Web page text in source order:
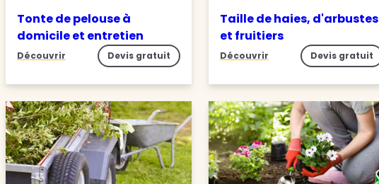
Tonte de pelouse à
domicile et entretien
Découvrir Devis gratuit
Taille de haies, d'arbustes
et fruitiers
Découvrir Devis gratuit